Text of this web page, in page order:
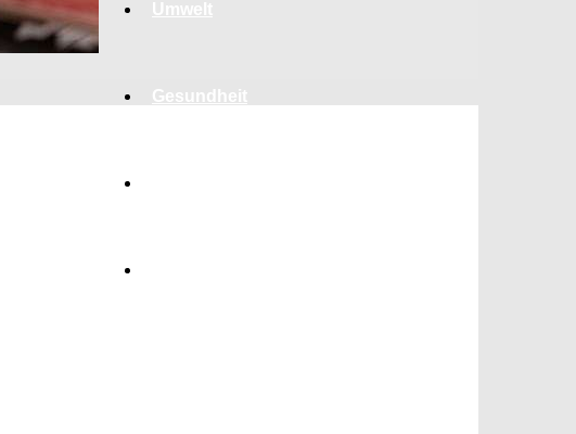
Gesundheit